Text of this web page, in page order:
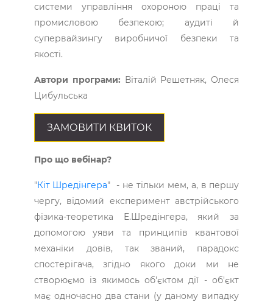
системи управління охороною праці та
промисловою безпекою; аудиті й
супервайзингу виробничої безпеки та
якості.
Автори програми: Віталій Решетняк, Олеся
Цибульська
ЗАМОВИТИ КВИТОК
Про що вебінар?
"Кіт Шредінгера" - не тільки мем, а, в першу
чергу, відомий експеримент австрійського
фізика-теоретика Е.Шредінгера, який за
допомогою уяви та принципів квантової
механіки довів, так званий, парадокс
спостерігача, згідно якого доки ми не
створюємо із якимось об'єктом дії - об'єкт
має одночасно два стани (у даному випадку